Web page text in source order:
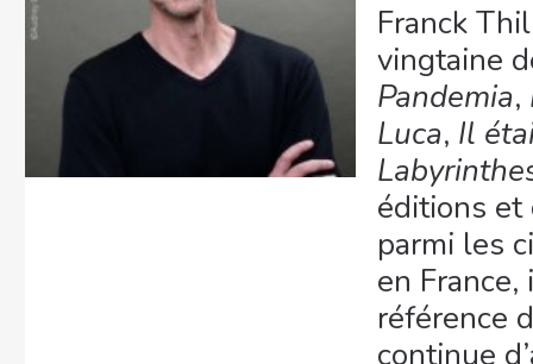
Franck
vingtaine
Pandemia,
Luca, Il
éditions et
parmi les
en France,
référence
continue